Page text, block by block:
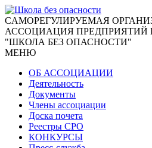
CАМОРЕГУЛИРУЕМАЯ
АССОЦИАЦИЯ ПРЕДПРИЯТИЙ
"ШКОЛА БЕЗ ОПАСНОСТИ"
МЕНЮ
ОБ АССОЦИАЦИИ
Деятельность
Документы
Члены ассоциации
Доска почета
Реестры СРО
КОНКУРСЫ